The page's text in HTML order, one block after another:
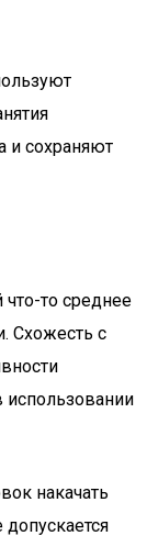
и сохраняют
что-то среднее
Схожесть с
накачать